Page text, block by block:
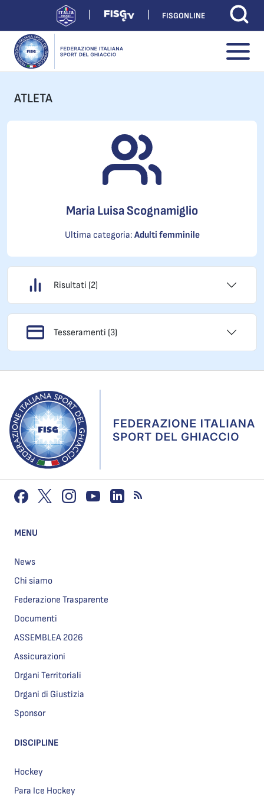
FISGONLINE
ATLETA
Maria Luisa Scognamiglio
Ultima categoria: Adulti femminile
Risultati (2)
Tesseramenti (3)
MENU
News
Chi siamo
Federazione Trasparente
Documenti
ASSEMBLEA 2026
Assicurazioni
Organi Territoriali
Organi di Giustizia
Sponsor
DISCIPLINE
Hockey
Para Ice Hockey